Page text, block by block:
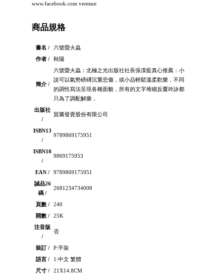
www.facebook.com ventsun
商品規格
書名 /
六號螢火蟲
作者 /
秋陽
簡介 /
六號螢火蟲：北極之光出版社社長張漠藍真心推薦：小
說可以氣勢磅礡沉重悲傷，或小品輕鬆溫柔歡樂，不同
的調性寫法呈現各種面貌，所有的文字堆砌反覆吟詠都
只為了調配解藥，
出版社
/
貿騰發賣股份有限公司
ISBN13
/
9789869175951
ISBN10
/
9869175953
EAN /
9789869175951
誠品26
碼 /
2681234734008
頁數 /
240
開數 /
25K
注音版
/
否
裝訂 /
P:平裝
語言 /
1:中文 繁體
尺寸 /
21X14.8CM